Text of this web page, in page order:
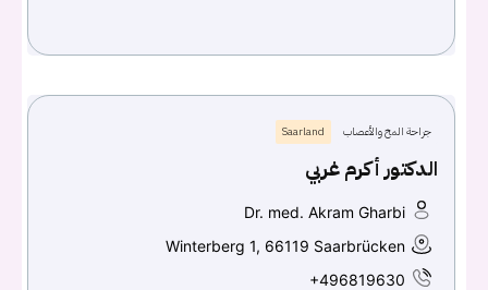
جراحة المخ والأعصاب Saarland
الدكتور أكرم غربي
Dr. med. Akram Gharbi
Winterberg 1, 66119 Saarbrücken
+496819630